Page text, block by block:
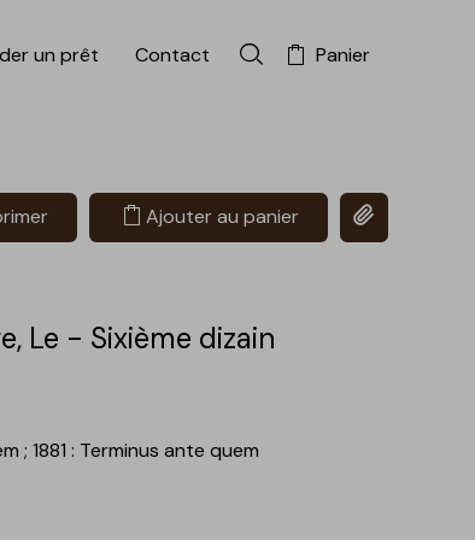
un prêt Contact Rechercher dans la
Panier
Ajouter au panier Copier le lien
Le - Sixième dizain
; 1881 : Terminus ante quem